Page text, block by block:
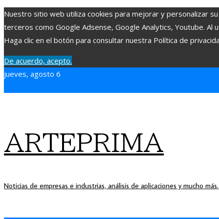
Nuestro sitio web utiliza cookies para mejorar y personalizar
terceros como Google Adsense, Google Analytics, Youtube.
Haga clic en el botón para consultar nuestra Política de
De acuerdo, acepto.
jueves, agosto 6
ARTEPRIMA
Noticias de empresas e industrias, análisis de aplicaciones y mucho más.